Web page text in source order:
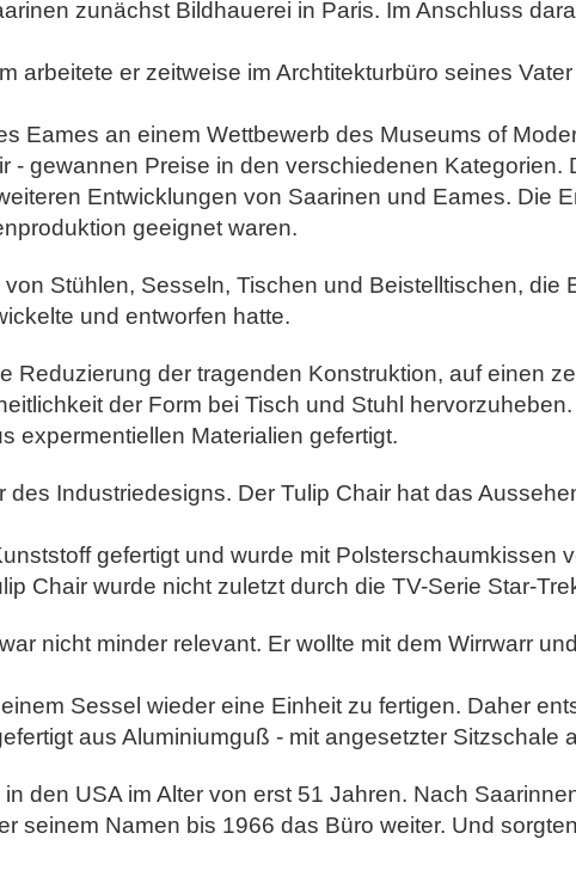
zunächst Bildhauerei in Paris. Im Anschluss
arbeitete er zeitweise im Archtitekturbüro seines
Eames an einem Wettbewerb des Museums of
- gewannen Preise in den verschiedenen Kategorien.
Entwicklungen von Saarinen und Eames. Die
geeignet waren.
Stühlen, Sesseln, Tischen und Beistelltischen, die
und entworfen hatte.
Reduzierung der tragenden Konstruktion, auf einen
der Form bei Tisch und Stuhl hervorzuheben.
expermentiellen Materialien gefertigt.
des Industriedesigns. Der Tulip Chair hat das
gefertigt und wurde mit Polsterschaumkissen
Chair wurde nicht zuletzt durch die TV-Serie Star-
nicht minder relevant. Er wollte mit dem Wirrwarr
Sessel wieder eine Einheit zu fertigen. Daher
aus Aluminiumguß - mit angesetzter Sitzschale
den USA im Alter von erst 51 Jahren. Nach
seinem Namen bis 1966 das Büro weiter. Und